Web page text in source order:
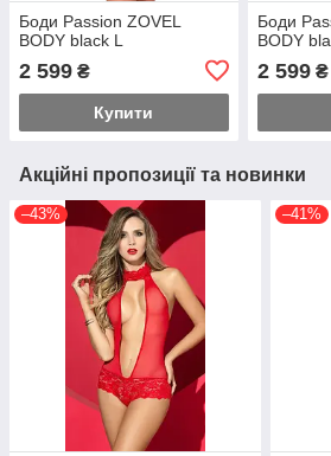
Боди Passion ZOVEL
BODY black L
2 599 ₴
Купити
Боди
BODY
2 599₴
Акційні пропозиції та новинки
–43% –41%